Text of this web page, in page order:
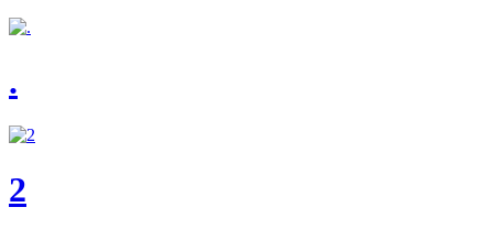
.
2